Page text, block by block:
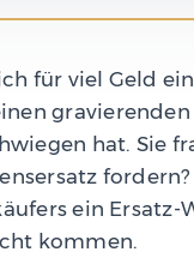
für viel Geld
hat. Sie
ein
kommen.